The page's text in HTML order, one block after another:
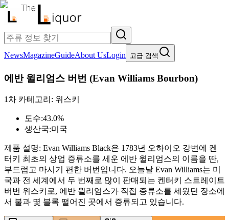
NewsMagazineGuideAbout UsLogin 고급 검색
에반 윌리엄스 버번 (Evan Williams Bourbon)
1차 카테고리: 위스키
도수:43.0%
생산국:미국
제품 설명: Evan Williams Black은 1783년 오하이오 강변에 켄
터키 최초의 상업 증류소를 세운 에반 윌리엄스의 이름을 딴,
부드럽고 마시기 편한 버번입니다. 오늘날 Evan Williams는 미
국과 전 세계에서 두 번째로 많이 판매되는 켄터키 스트레이트
버번 위스키로, 에반 윌리엄스가 직접 증류소를 세웠던 장소에
서 불과 몇 블록 떨어진 곳에서 증류되고 있습니다.